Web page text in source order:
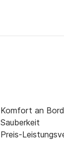
Komfort an Bord
Sauberkeit
Preis-